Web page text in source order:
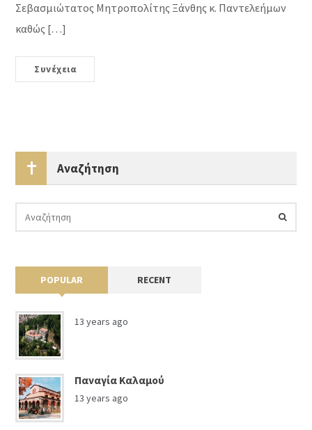
Σεβασμιώτατος Μητροπολίτης Ξάνθης κ. Παντελεήμων
καθώς […]
Συνέχεια
Αναζήτηση
POPULAR RECENT
13 years ago
Παναγία Καλαμού
13 years ago